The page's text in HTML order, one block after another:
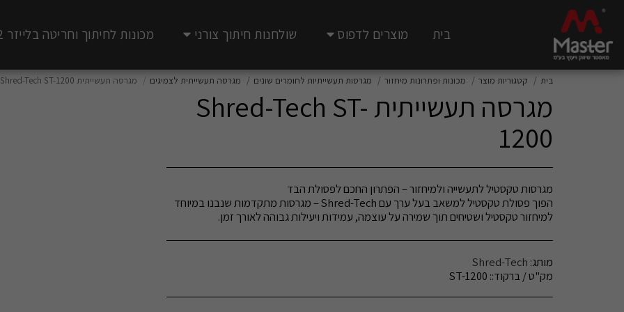
בית מוצרים לדפוס שולחנות חיתוך צורני מכונות לחיתוך וחריטה בלייזר CO2
בית קטגוריות מוצר מכונות ופתרונות מיחזור מגרסות תעשייתיות לחומרים שונים מגרסה תעשייתית לצמיגים מגרסה תעשייתית Shred-Tech ST-1200
מגרסה תעשייתית Shred-Tech ST-
1200
הפוך פסולת טקסטיל למשאב בעל ערך עם Shred-Tech – מגרסות מתקדמות שנבנו במיוחד
למיחזור טקסטיל ושטיחים תוך שמירה על עוצמה, עמידות ויעילות גבוהה לאורך זמן.
מותג: Shred-Tech
מק"ט / ברקוד:: ST-1200